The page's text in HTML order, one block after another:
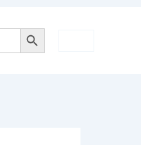
Search Button